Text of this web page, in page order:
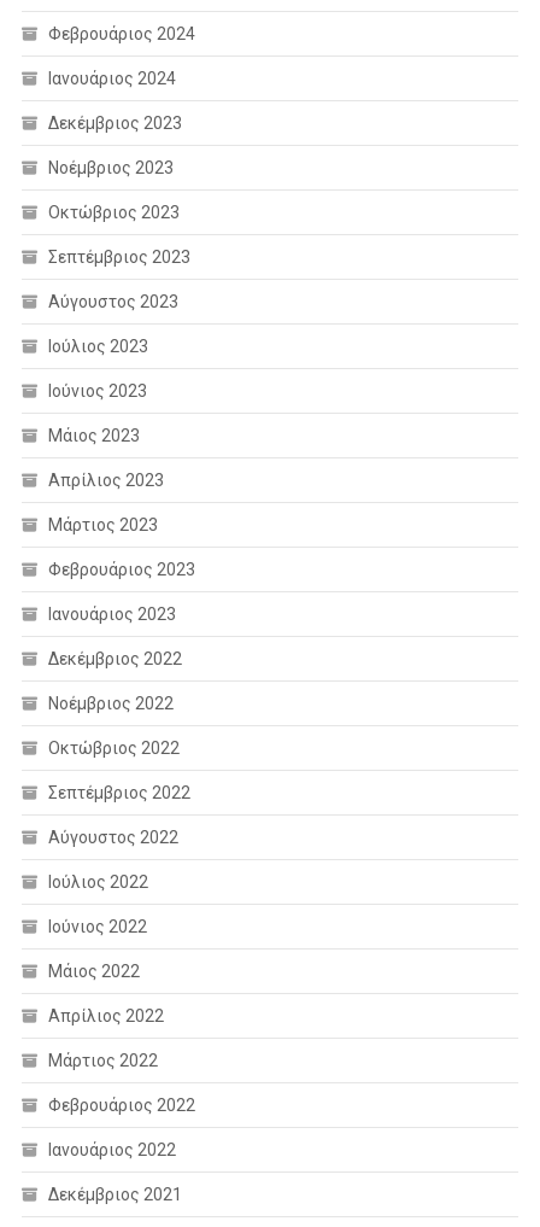
Φεβρουάριος 2024
Ιανουάριος 2024
Δεκέμβριος 2023
Νοέμβριος 2023
Οκτώβριος 2023
Σεπτέμβριος 2023
Αύγουστος 2023
Ιούλιος 2023
Ιούνιος 2023
Μάιος 2023
Απρίλιος 2023
Μάρτιος 2023
Φεβρουάριος 2023
Ιανουάριος 2023
Δεκέμβριος 2022
Νοέμβριος 2022
Οκτώβριος 2022
Σεπτέμβριος 2022
Αύγουστος 2022
Ιούλιος 2022
Ιούνιος 2022
Μάιος 2022
Απρίλιος 2022
Μάρτιος 2022
Φεβρουάριος 2022
Ιανουάριος 2022
Δεκέμβριος 2021